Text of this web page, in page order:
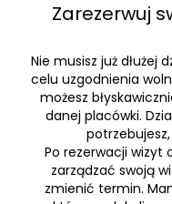
Zarezerwuj
Nie musisz już dłużej
celu uzgodnienia
możesz
danej placówki.
Po rezerwacji wizyt
zarządzać swoją
zmienić termin.